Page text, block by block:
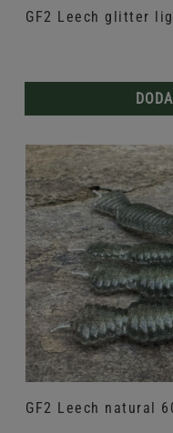
GF2 Leech glitter
GF2 Leech natural